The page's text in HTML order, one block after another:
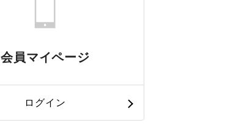
会員マイページ
ログイン